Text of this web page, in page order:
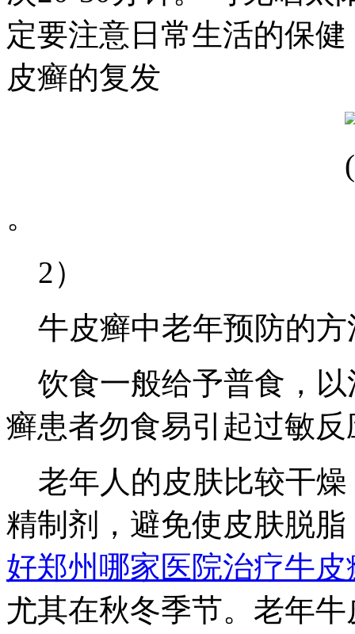
定要注意日常生活的保
皮癣的复发
。
2）
牛皮癣中老年预防的方
饮食一般给予普食，以
癣患者勿食易引起过敏
老年人的皮肤比较干燥
精制剂，避免使皮肤脱
好郑州哪家医院治疗牛皮
尤其在秋冬季节。老年